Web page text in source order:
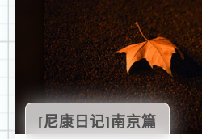
[尼康日记]南京篇